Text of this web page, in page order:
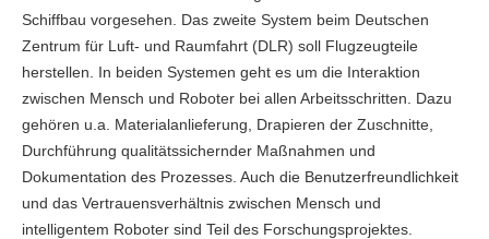
Schiffbau vorgesehen. Das zweite System beim Deutschen
Zentrum für Luft- und Raumfahrt (DLR) soll Flugzeugteile
herstellen. In beiden Systemen geht es um die Interaktion
zwischen Mensch und Roboter bei allen Arbeitsschritten. Dazu
gehören u.a. Materialanlieferung, Drapieren der Zuschnitte,
Durchführung qualitätssichernder Maßnahmen und
Dokumentation des Prozesses. Auch die Benutzerfreundlichkeit
und das Vertrauensverhältnis zwischen Mensch und
intelligentem Roboter sind Teil des Forschungsprojektes.